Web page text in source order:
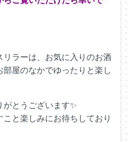
ラーは、お気に入りのお酒
屋のなかでゆったりと楽し
とうございます✨
と楽しみにお待ちしており